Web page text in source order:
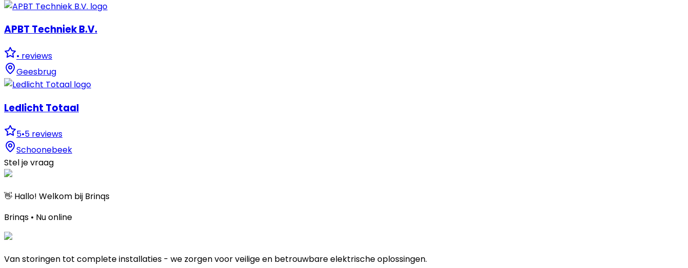
APBT Techniek B.V.
• reviews
Geesbrug
Ledlicht Totaal
5•5 reviews
Schoonebeek
Stel je vraag
👋 Hallo! Welkom bij Brinqs
Brinqs • Nu online
Van storingen tot complete installaties - we zorgen voor veilige en betrouwbare elektrische oplossingen.